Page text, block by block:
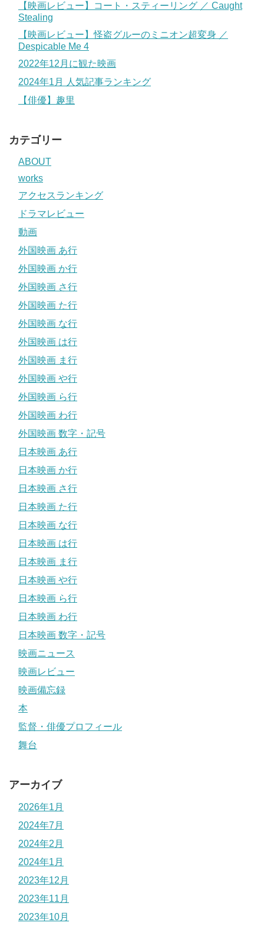
【映画レビュー】コート・スティーリング ／ Caught
Stealing
【映画レビュー】怪盗グルーのミニオン超変身 ／
Despicable Me 4
2022年12月に観た映画
2024年1月 人気記事ランキング
【俳優】趣里
カテゴリー
ABOUT
works
アクセスランキング
ドラマレビュー
動画
外国映画 あ行
外国映画 か行
外国映画 さ行
外国映画 た行
外国映画 な行
外国映画 は行
外国映画 ま行
外国映画 や行
外国映画 ら行
外国映画 わ行
外国映画 数字・記号
日本映画 あ行
日本映画 か行
日本映画 さ行
日本映画 た行
日本映画 な行
日本映画 は行
日本映画 ま行
日本映画 や行
日本映画 ら行
日本映画 わ行
日本映画 数字・記号
映画ニュース
映画レビュー
映画備忘録
本
監督・俳優プロフィール
舞台
アーカイブ
2026年1月
2024年7月
2024年2月
2024年1月
2023年12月
2023年11月
2023年10月